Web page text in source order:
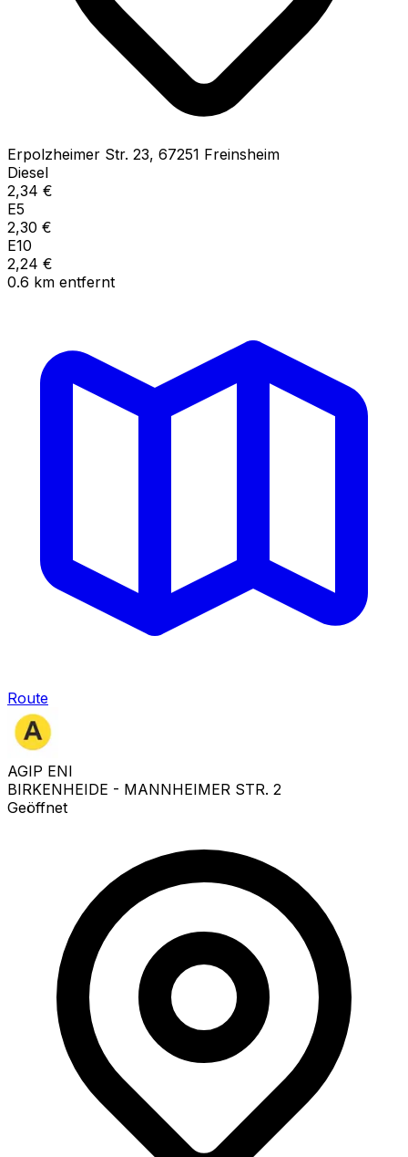
Erpolzheimer Str. 23, 67251 Freinsheim
Diesel
2,34 €
E5
2,30 €
E10
2,24 €
0.6 km entfernt
Route
AGIP ENI
BIRKENHEIDE - MANNHEIMER STR. 2
Geöffnet